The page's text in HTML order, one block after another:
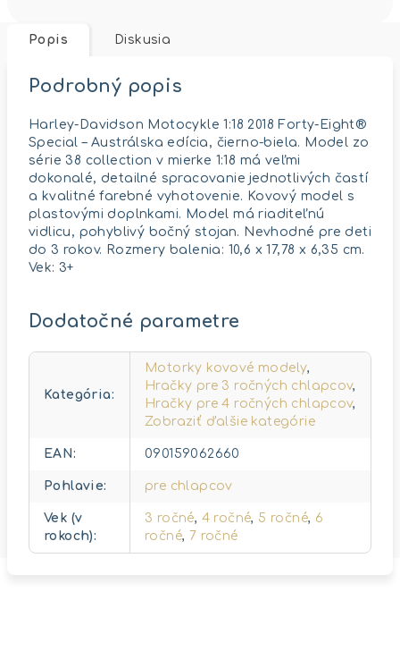
Popis Diskusia
Podrobný popis
Harley-Davidson Motocykle 1:18 2018 Forty-Eight®
Special – Austrálska edícia, čierno-biela. Model zo
série 38 collection v mierke 1:18 má veľmi
dokonalé, detailné spracovanie jednotlivých častí
a kvalitné farebné vyhotovenie. Kovový model s
plastovými doplnkami. Model má riaditeľnú
vidlicu, pohyblivý bočný stojan. Nevhodné pre deti
do 3 rokov. Rozmery balenia: 10,6 x 17,78 x 6,35 cm.
Vek: 3+
Dodatočné parametre
Kategória:
Motorky kovové modely,
Hračky pre 3 ročných chlapcov,
Hračky pre 4 ročných chlapcov,
Zobraziť ďalšie kategórie
EAN: 090159062660
Pohlavie: pre chlapcov
Vek (v
rokoch):
3 ročné, 4 ročné, 5 ročné, 6
ročné, 7 ročné